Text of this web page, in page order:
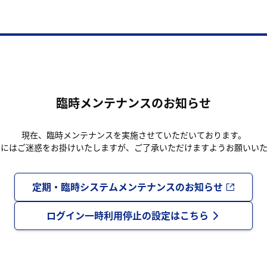
臨時メンテナンスのお知らせ
現在、臨時メンテナンスを実施させていただいております。
はご迷惑をお掛けいたしますが、ご了承いただけますようお願いい
定期・臨時システムメンテナンスのお知らせ
ログイン一時利用停止の設定はこちら